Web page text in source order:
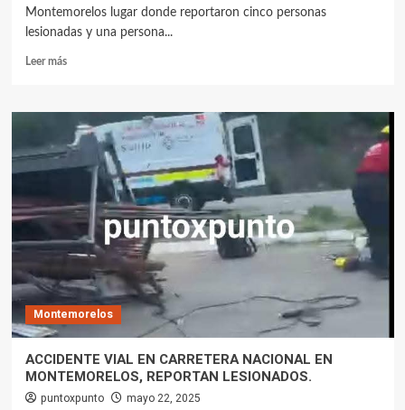
Montemorelos lugar donde reportaron cinco personas
lesionadas y una persona...
Leer más
Montemorelos
ACCIDENTE VIAL EN CARRETERA NACIONAL EN
MONTEMORELOS, REPORTAN LESIONADOS.
puntoxpunto mayo 22, 2025